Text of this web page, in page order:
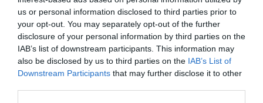
us or personal information disclosed to third parties prior to
your opt-out. You may separately opt-out of the further
disclosure of your personal information by third parties on the
IAB’s list of downstream participants. This information may
also be disclosed by us to third parties on the IAB’s List of
Downstream Participants that may further disclose it to other